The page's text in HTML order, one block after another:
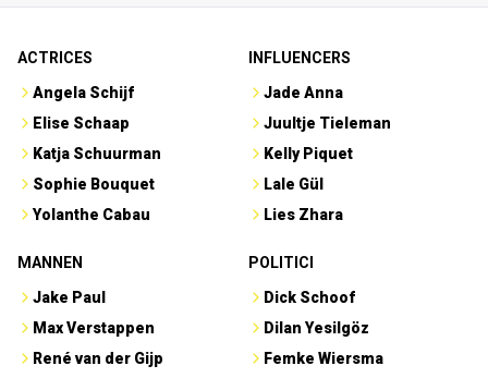
ACTRICES
Angela Schijf
Elise Schaap
Katja Schuurman
Sophie Bouquet
Yolanthe Cabau
INFLUENCERS
Jade Anna
Juultje Tieleman
Kelly Piquet
Lale Gül
Lies Zhara
MANNEN
Jake Paul
Max Verstappen
René van der Gijp
POLITICI
Dick Schoof
Dilan Yesilgöz
Femke Wiersma